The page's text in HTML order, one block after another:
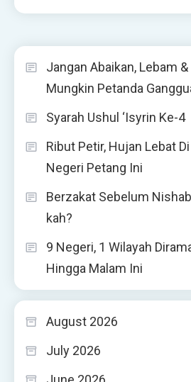
Jangan Abaikan, Lebam
Mungkin Petanda
Syarah Ushul ‘Isyrin Ke-4
Ribut Petir, Hujan Lebat
Negeri Petang Ini
Berzakat Sebelum
kah?
9 Negeri, 1 Wilayah
Hingga Malam Ini
August 2026
July 2026